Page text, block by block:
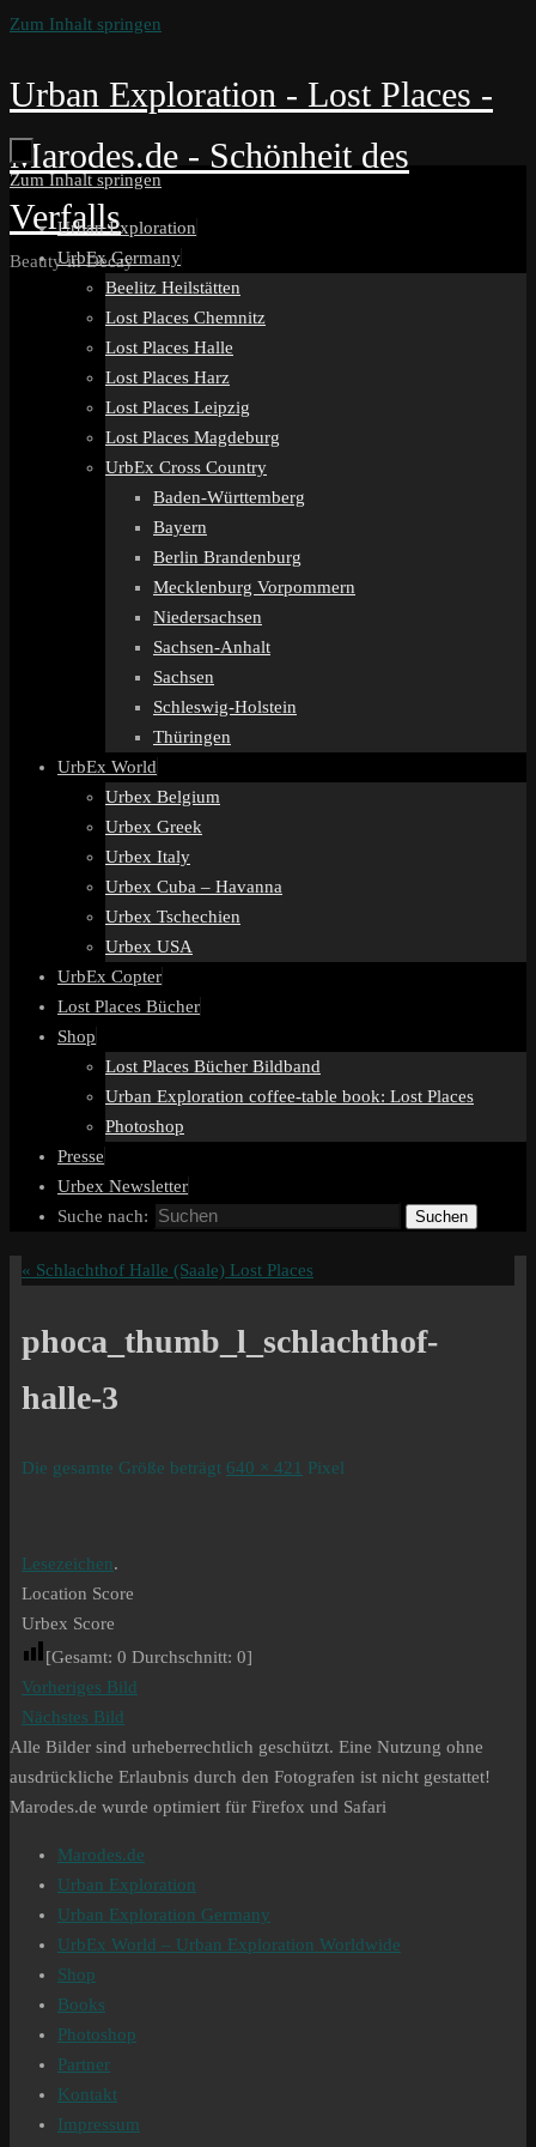
Zum Inhalt springen
Urban Exploration - Lost Places -
Marodes.de - Schönheit des
Verfalls
Beauty in Decay
Zum Inhalt springen
Urban Exploration
UrbEx Germany
Beelitz Heilstätten
Lost Places Chemnitz
Lost Places Halle
Lost Places Harz
Lost Places Leipzig
Lost Places Magdeburg
UrbEx Cross Country
Baden-Württemberg
Bayern
Berlin Brandenburg
Mecklenburg Vorpommern
Niedersachsen
Sachsen-Anhalt
Sachsen
Schleswig-Holstein
Thüringen
UrbEx World
Urbex Belgium
Urbex Greek
Urbex Italy
Urbex Cuba – Havanna
Urbex Tschechien
Urbex USA
UrbEx Copter
Lost Places Bücher
Shop
Lost Places Bücher Bildband
Urban Exploration coffee-table book: Lost Places
Photoshop
Presse
Urbex Newsletter
Suche nach:
Suchen
« Schlachthof Halle (Saale) Lost Places
phoca_thumb_l_schlachthof-
halle-3
Die gesamte Größe beträgt 640 × 421 Pixel
Lesezeichen.
Location Score
Urbex Score
[Gesamt: 0 Durchschnitt: 0]
Vorheriges Bild
Nächstes Bild
Alle Bilder sind urheberrechtlich geschützt. Eine Nutzung ohne
ausdrückliche Erlaubnis durch den Fotografen ist nicht gestattet!
Marodes.de wurde optimiert für Firefox und Safari
Marodes.de
Urban Exploration
Urban Exploration Germany
UrbEx World – Urban Exploration Worldwide
Shop
Books
Photoshop
Partner
Kontakt
Impressum